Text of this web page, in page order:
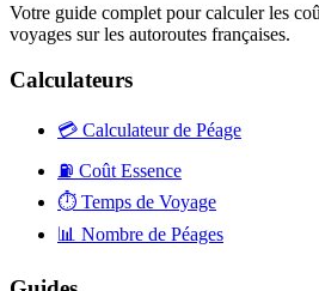
Votre guide complet pour calculer les
voyages sur les autoroutes françaises.
Calculateurs
💳 Calculateur de Péage
⛽ Coût Essence
⏱️ Temps de Voyage
📊 Nombre de Péages